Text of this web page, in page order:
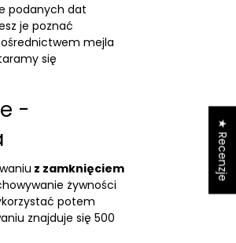
podanych dat
je poznać
mejla
się
-
z zamknięciem
żywności
potem
znajduje się 500
★ Recenzje